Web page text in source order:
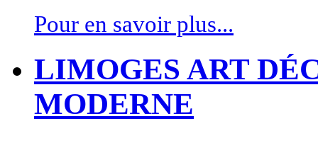
Pour en savoir plus...
LIMOGES ART
MODERNE